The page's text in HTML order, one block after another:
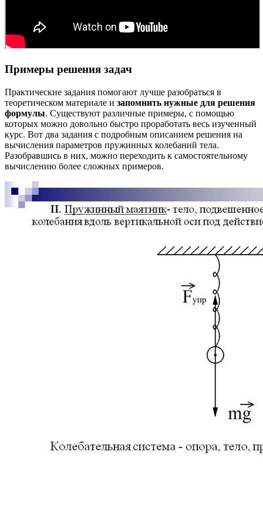
Примеры решения задач
Практические задания помогают лучше разобраться в
теоретическом материале и запомнить нужные для решения
формулы. Существуют различные примеры, с помощью
которых можно довольно быстро проработать весь изученный
курс. Вот два задания с подробным описанием решения на
вычисления параметров пружинных колебаний тела.
Разобравшись в них, можно переходить к самостоятельному
вычислению более сложных примеров.